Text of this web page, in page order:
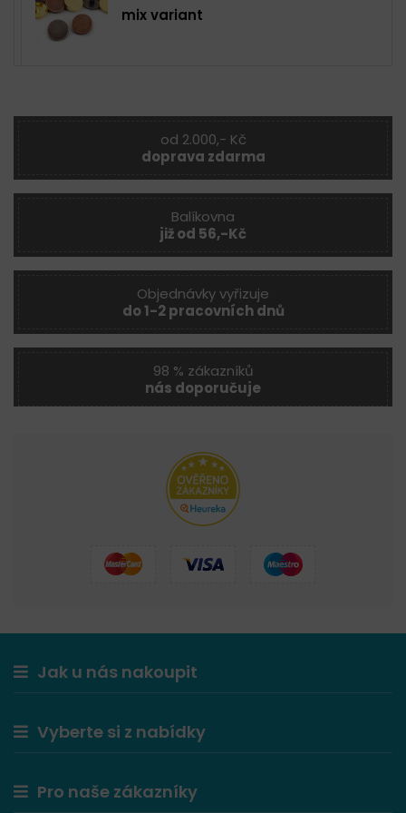
mix variant
od 2.000,- Kč
doprava zdarma
Balíkovna
již od 56,-Kč
Objednávky vyřizuje
do 1-2 pracovních dnů
98 % zákazníků
nás doporučuje
Jak u nás nakoupit
Vyberte si z nabídky
Pro naše zákazníky